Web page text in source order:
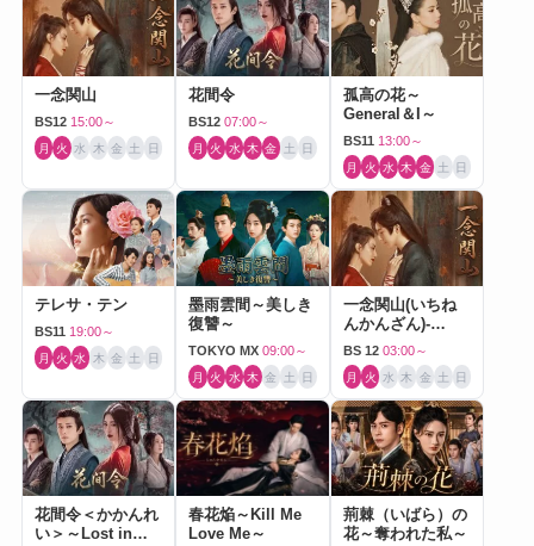
一念関山
BS12 15:00～
月 火 水 木 金 土 日
花間令
BS12 07:00～
月 火 水 木 金 土 日
孤高の花～
General＆I～
BS11 13:00～
月 火 水 木 金 土 日
テレサ・テン
BS11 19:00～
月 火 水 木 金 土 日
墨雨雲間～美しき
復讐～
TOKYO MX 09:00～
月 火 水 木 金 土 日
一念関山(いちね
んかんざん)-
Journey to Love-
BS 12 03:00～
月 火 水 木 金 土 日
花間令＜かかんれ
い＞～Lost in
春花焔～Kill Me
Love Me～
荊棘（いばら）の
花～奪われた私～